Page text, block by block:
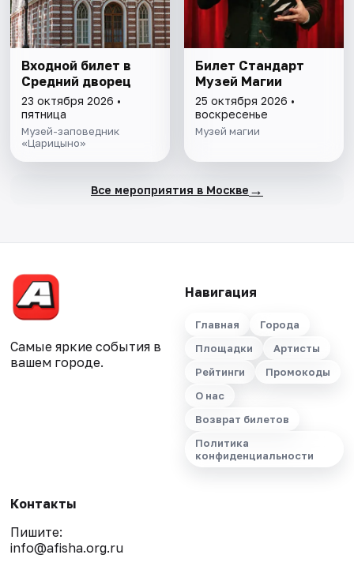
Входной билет в
Средний дворец
23 октября 2026 •
пятница
Музей-заповедник
«Царицыно»
Билет Стандарт
Музей Магии
25 октября 2026 •
воскресенье
Музей магии
Все мероприятия в Москве →
Самые яркие события в
вашем городе.
Навигация
Главная
Города
Площадки
Артисты
Рейтинги
Промокоды
О нас
Возврат билетов
Политика
конфиденциальности
Контакты
Пишите:
info@afisha.org.ru